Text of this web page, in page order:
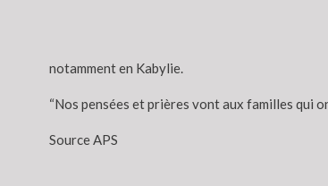
notamment en Kabylie.
“Nos pensées et prières vont aux familles qui
Source APS